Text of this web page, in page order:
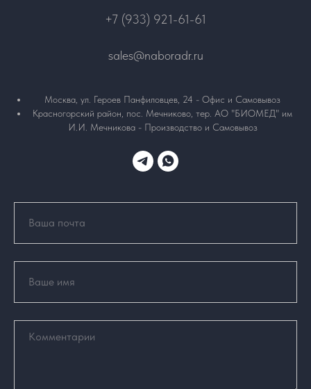
+7 (933) 921-61-61
sales@naboradr.ru
Москва, ул. Героев Панфиловцев, 24 - Офис и Самовывоз
Красногорский район, пос. Мечниково, тер. АО "БИОМЕД" им
И.И. Мечникова - Производство и Самовывоз